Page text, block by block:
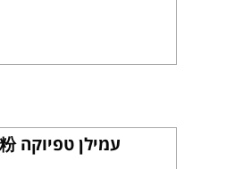
עמילן טפיוקה 薯淀粉